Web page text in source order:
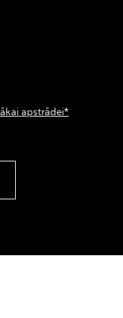
apstrādei*